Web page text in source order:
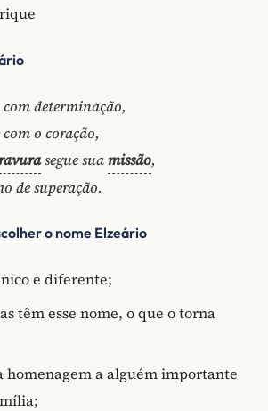
determinação,
o coração,
segue sua missão,
de superação.
o nome Elzeário
e diferente;
têm esse nome, o que o torna
homenagem a alguém importante